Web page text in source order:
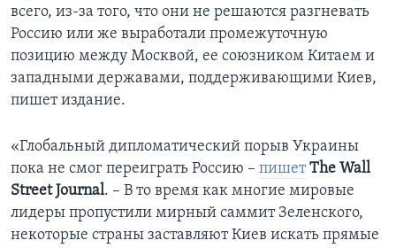
всего, из-за того, что они не решаются разгневать
Россию или же выработали промежуточную
позицию между Москвой, ее союзником Китаем и
западными державами, поддерживающими Киев,
пишет издание.
«Глобальный дипломатический порыв Украины
пока не смог переиграть Россию – пишет The Wall
StreetJournal. – В то время как многие мировые
лидеры пропустили мирный саммит Зеленского,
некоторые страны заставляют Киев искать прямые